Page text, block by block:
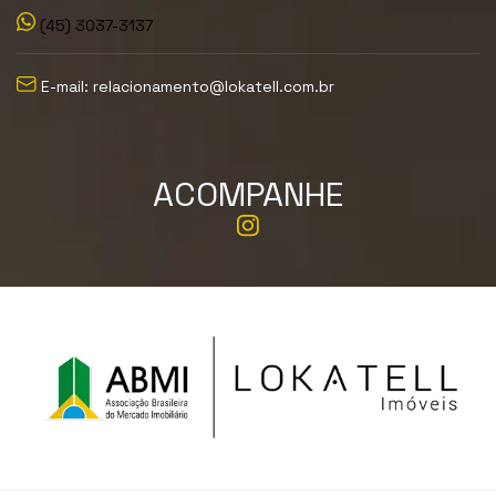
(45) 3037-3137
E-mail: relacionamento@lokatell.com.br
ACOMPANHE